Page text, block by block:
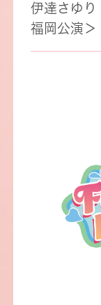
伊達さゆ
福岡公演＞